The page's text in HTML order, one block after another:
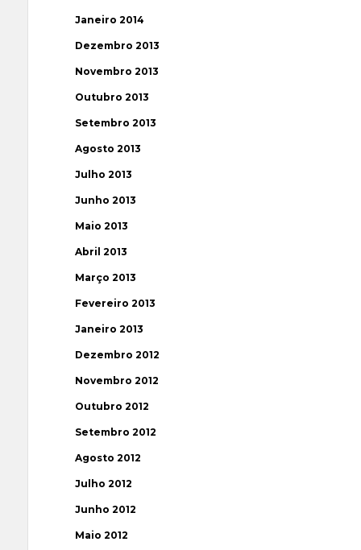
Janeiro 2014
Dezembro 2013
Novembro 2013
Outubro 2013
Setembro 2013
Agosto 2013
Julho 2013
Junho 2013
Maio 2013
Abril 2013
Março 2013
Fevereiro 2013
Janeiro 2013
Dezembro 2012
Novembro 2012
Outubro 2012
Setembro 2012
Agosto 2012
Julho 2012
Junho 2012
Maio 2012